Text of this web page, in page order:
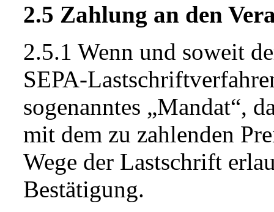
2.5 Zahlung an den
2.5.1 Wenn und soweit
SEPA-
sogenanntes „Mandat“,
mit dem zu zahlenden
Wege der Lastschrift
Bestätigung.